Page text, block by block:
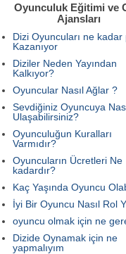
Oyunculuk Eğitimi ve
Ajansları
Dizi Oyuncuları ne kadar
Kazanıyor
Diziler Neden Yayından
Kalkıyor?
Oyuncular Nasıl Ağlar ?
Sevdiğiniz Oyuncuya
Ulaşabilirsiniz?
Oyunculuğun Kuralları
Varmıdır?
Oyuncuların Ücretleri Ne
kadardır?
Kaç Yaşında Oyuncu
İyi Bir Oyuncu Nasıl Rol
oyuncu olmak için ne
Dizide Oynamak için ne
yapmalıyım